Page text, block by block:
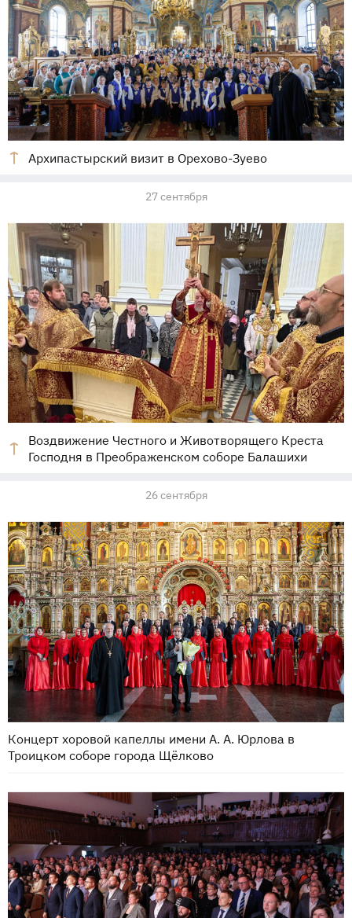
Архипастырский визит в Орехово-Зуево
27 сентября
Воздвижение Честного и Животворящего Креста
Господня в Преображенском соборе Балашихи
26 сентября
Концерт хоровой капеллы имени А. А. Юрлова в
Троицком соборе города Щёлково